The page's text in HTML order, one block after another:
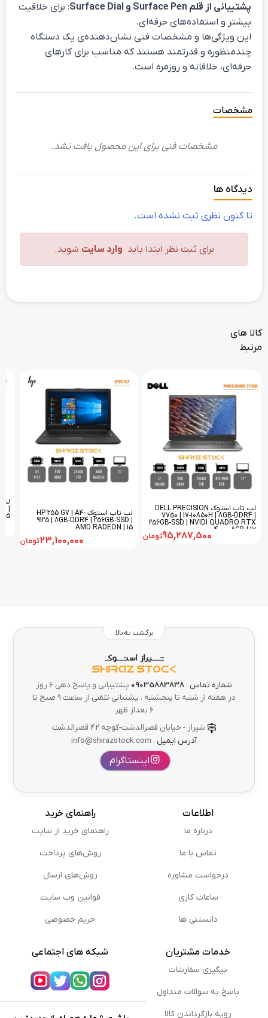
پشتیبانی از قلم Surface Pen و Surface Dial
: برای خلاقیت
بیشتر و استفاده‌های حرفه‌ای.
این ویژگی‌ها و مشخصات فنی نشان‌دهنده‌ی یک دستگاه
چندمنظوره و قدرتمند هستند که مناسب برای کارهای
حرفه‌ای، خلاقانه و روزمره است.
مشخصات
مشخصات فنی برای این محصول یافت نشد.
دیدگاه ها
تا کنون نظری ثبت نشده است.
برای ثبت نظر ابتدا باید وارد سایت شوید.
کالا های
مرتبط
لپ تاپ استوک DELL PRECISION
7750 | I7-10850H | 8GB-DDR4 |
256GB-SSD | NVIDI QUADRO RTX
4000-8GB | 17
95,287,500تومان
لپ تاپ استوک HP 255 G7 | A4-
9125 | 8GB-DDR4 | 256GB-SSD |
AMD RADEON | 15
23,100,000تومان
15
برگشت به بالا
شماره تماس : 09035883838
پشتیبانی و پاسخ دهی 6 روز
در هفته از شنبه تا پنجشنبه ، پشتبانی تلفنی از ساعت ۹ صبح تا
۶ بعداز ظهر
شیراز - خیابان قصرالدشت-کوچه 42 قصرالدشت
آدرس ایمیل :
اینستاگرام
اطلاعات
درباره ما
تماس با ما
درخواست مشاوره
ساعات کاری
دانستنی ها
راهنمای خرید
راهنمای خرید از سایت
روش‌های پرداخت
روش‌های ارسال
قوانین وب سایت
حریم خصوصی
خدمات مشتریان
پیگیری سفارشات
پاسخ به سوالات متداول
رویه بازگرداندن کالا
شبکه های اجتماعی